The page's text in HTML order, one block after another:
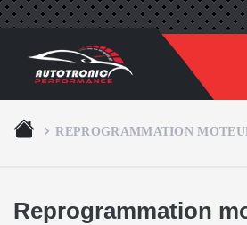
REPROGRAMMATION
Reprogrammation